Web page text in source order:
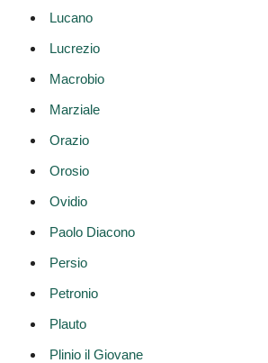
Lucano
Lucrezio
Macrobio
Marziale
Orazio
Orosio
Ovidio
Paolo Diacono
Persio
Petronio
Plauto
Plinio il Giovane